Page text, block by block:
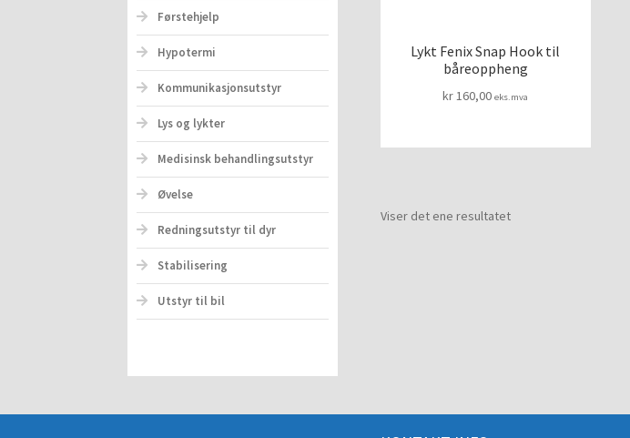
Lykt Fenix Snap Hook til
båreoppheng
kr160,00 eks.mva
Viser det ene resultatet
Førstehjelp
Hypotermi
Kommunikasjonsutstyr
Lys og lykter
Medisinsk behandlingsutstyr
Øvelse
Redningsutstyr til dyr
Stabilisering
Utstyr til bil